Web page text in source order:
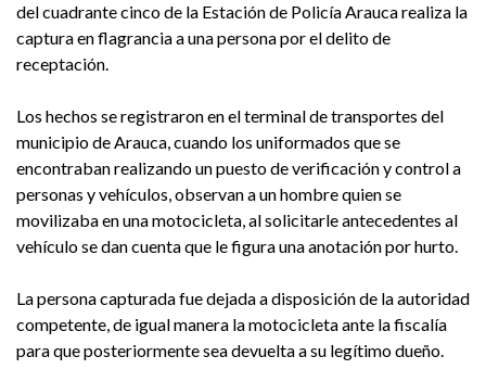
del cuadrante cinco de la Estación de Policía Arauca realiza la
captura en flagrancia a una persona por el delito de
receptación.
Los hechos se registraron en el terminal de transportes del
municipio de Arauca, cuando los uniformados que se
encontraban realizando un puesto de verificación y control a
personas y vehículos, observan a un hombre quien se
movilizaba en una motocicleta, al solicitarle antecedentes al
vehículo se dan cuenta que le figura una anotación por hurto.
La persona capturada fue dejada a disposición de la autoridad
competente, de igual manera la motocicleta ante la fiscalía
para que posteriormente sea devuelta a su legítimo dueño.